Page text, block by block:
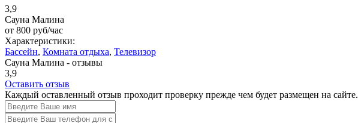
3,9
Сауна Малина
от 800 руб/час
Характеристики:
Бассейн, Комната отдыха, Телевизор
Сауна Малина - отзывы
3,9
Оставить отзыв
Каждый оставленный отзыв проходит проверку прежде чем будет размещен на сайте.